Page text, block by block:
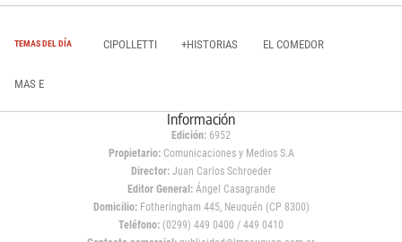
TEMAS DEL DÍA CIPOLLETTI +HISTORIAS EL COMEDOR
MAS E
Información
Edición: 6952
Propietario:Comunicaciones y Medios S.A
Director: Juan Carlos Schroeder
Editor General:Ángel Casagrande
Domicilio:Fotheringham 445, Neuquén (CP 8300)
Teléfono: (0299) 449 0400 / 449 0410